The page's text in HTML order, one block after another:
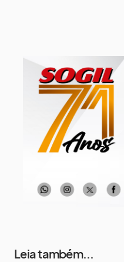
12 de agosto
Quarta-Feira
13 de agosto
Quinta-Feira
Leia também...